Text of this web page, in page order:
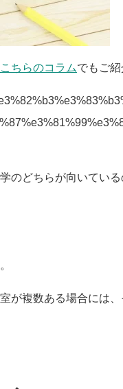
こちらのコラムでもご紹
のどちらが向いてい
複数ある場合には